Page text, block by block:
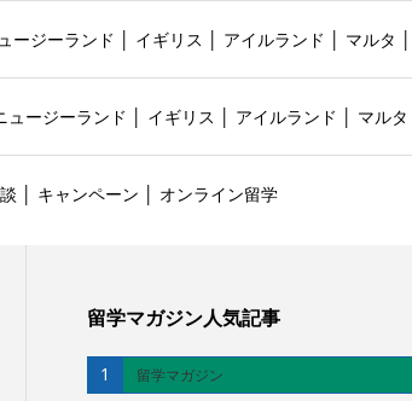
ージーランド イギリス アイルランド マルタ
ュージーランド イギリス アイルランド マルタ
キャンペーン オンライン留学
留学マガジン人気記事
1 留学マガジン